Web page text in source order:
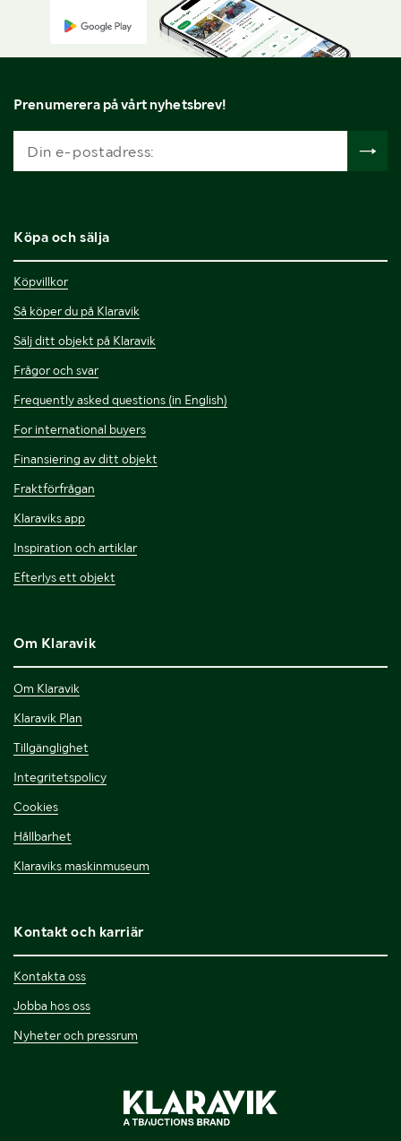
Prenumerera på vårt nyhetsbrev!
Köpa och sälja
Köpvillkor
Så köper du på Klaravik
Sälj ditt objekt på Klaravik
Frågor och svar
Frequently asked questions (in English)
For international buyers
Finansiering av ditt objekt
Fraktförfrågan
Klaraviks app
Inspiration och artiklar
Efterlys ett objekt
Om Klaravik
Om Klaravik
Klaravik Plan
Tillgänglighet
Integritetspolicy
Cookies
Hållbarhet
Klaraviks maskinmuseum
Kontakt och karriär
Kontakta oss
Jobba hos oss
Nyheter och pressrum